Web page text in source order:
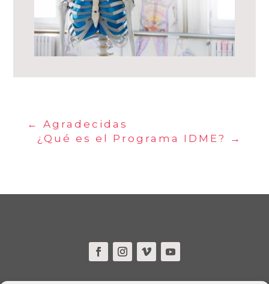
← Agradecidas
¿Qué es el Programa IDME?
→